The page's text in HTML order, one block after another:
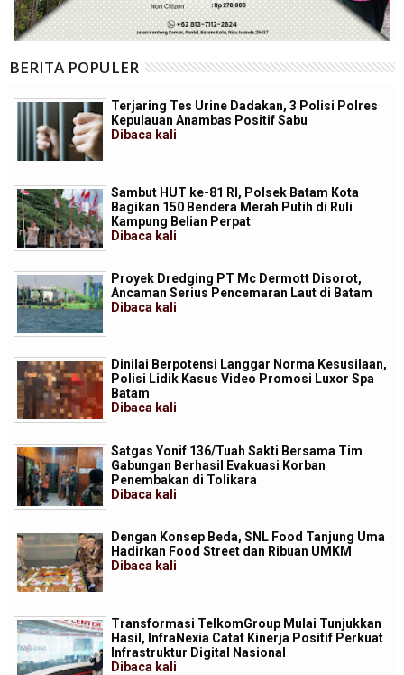
BERITA POPULER
Terjaring Tes Urine Dadakan, 3 Polisi Polres
Kepulauan Anambas Positif Sabu
Dibaca kali
Sambut HUT ke-81 RI, Polsek Batam Kota
Bagikan 150 Bendera Merah Putih di Ruli
Kampung Belian Perpat
Dibaca kali
Proyek Dredging PT Mc Dermott Disorot,
Ancaman Serius Pencemaran Laut di Batam
Dibaca kali
Dinilai Berpotensi Langgar Norma Kesusilaan,
Polisi Lidik Kasus Video Promosi Luxor Spa
Batam
Dibaca kali
Satgas Yonif 136/Tuah Sakti Bersama Tim
Gabungan Berhasil Evakuasi Korban
Penembakan di Tolikara
Dibaca kali
Dengan Konsep Beda, SNL Food Tanjung Uma
Hadirkan Food Street dan Ribuan UMKM
Dibaca kali
Transformasi TelkomGroup Mulai Tunjukkan
Hasil, InfraNexia Catat Kinerja Positif Perkuat
Infrastruktur Digital Nasional
Dibaca kali